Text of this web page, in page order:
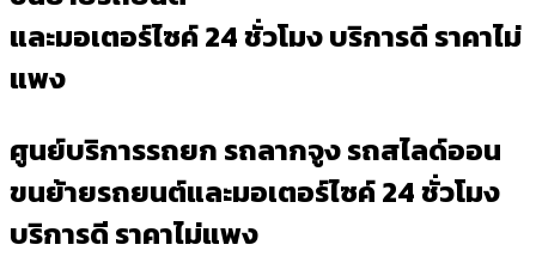
และมอเตอร์ไซค์ 24 ชั่วโมง บริการดี ราคาไม่
แพง
ศูนย์บริการรถยก รถลากจูง รถสไลด์ออน
ขนย้ายรถยนต์และมอเตอร์ไซค์ 24 ชั่วโมง
บริการดี ราคาไม่แพง